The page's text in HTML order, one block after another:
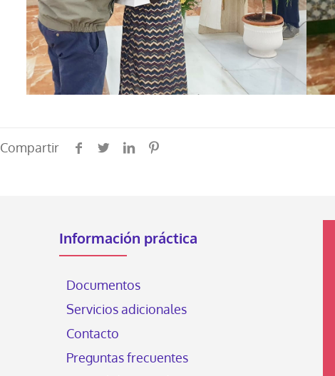
Compartir
Información práctica
Documentos
Servicios adicionales
Contacto
Preguntas frecuentes